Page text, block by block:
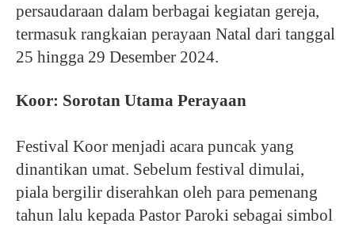
persaudaraan dalam berbagai kegiatan gereja,
termasuk rangkaian perayaan Natal dari tanggal
25 hingga 29 Desember 2024.
Koor: Sorotan Utama Perayaan
Festival Koor menjadi acara puncak yang
dinantikan umat. Sebelum festival dimulai,
piala bergilir diserahkan oleh para pemenang
tahun lalu kepada Pastor Paroki sebagai simbol